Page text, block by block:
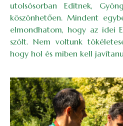
utolsósorban Editnek,
köszönhetően. Mindent
elmondhatom, hogy az idei
szólt. Nem voltunk
hogy hol és miben kell